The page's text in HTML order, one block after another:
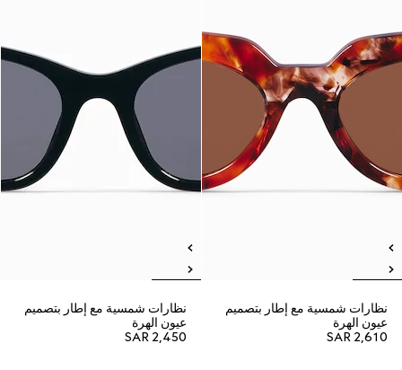
نظارات شمسية مع إطار بتصميم
عيون الهرة
SAR 2,610
نظارات شمسية مع إطار بتصميم
عيون الهرة
SAR 2,450